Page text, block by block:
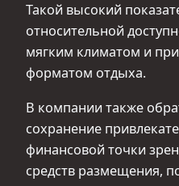
Такой высокий
относительной
мягким климатом и
форматом отдыха.
В компании также
сохранение
финансовой точки
средств размещения,